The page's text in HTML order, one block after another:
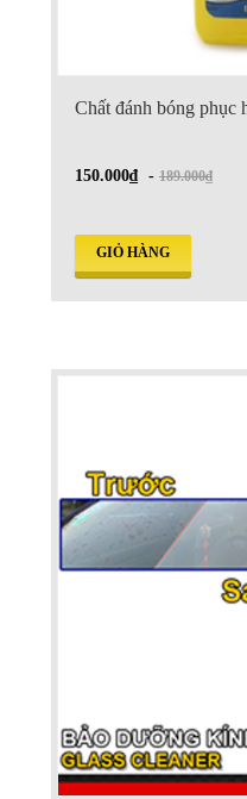
Chất đánh bóng phục
150.000₫ - 189.000₫
GIỎ HÀNG